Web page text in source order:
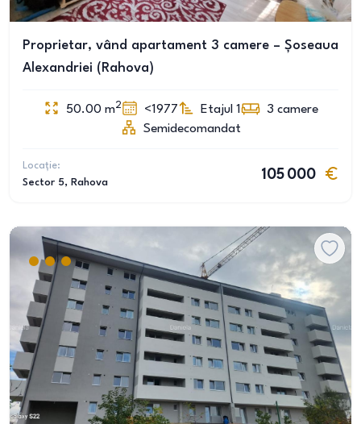
Proprietar, vând apartament 3 camere – Șoseaua
Alexandriei (Rahova)
50.00 m2 <1977 Etajul 1 3 camere
Semidecomandat
Locație:
Sector 5, Rahova
105 000